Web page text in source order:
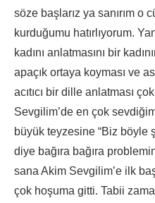
söze başlarız ya sanırım o
kurduğumu hatırlıyorum.
kadını anlatmasını bir
apaçık ortaya koyması ve
acıtıcı bir dille anlatması
Sevgilim’de en çok
büyük teyzesine “Biz böyle
diye bağıra bağıra
sana Akim Sevgilim’e ilk
çok hoşuma gitti. Tabii